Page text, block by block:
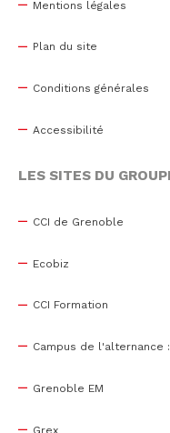
Mentions légales
Plan du site
Conditions générales
Accessibilité
LES SITES DU
CCI de Grenoble
Ecobiz
CCI Formation
Campus de l'alternance :
Grenoble EM
Grex